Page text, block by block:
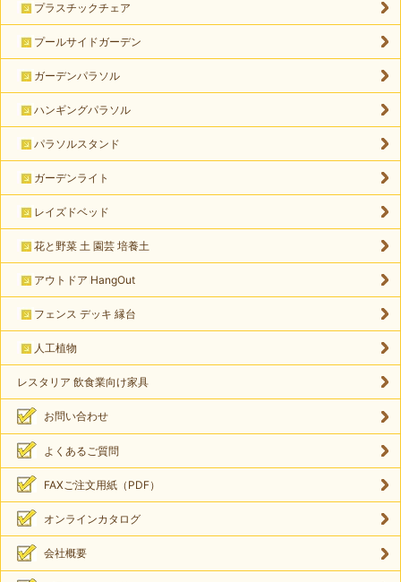
プラスチックチェア
プールサイドガーデン
ガーデンパラソル
ハンギングパラソル
パラソルスタンド
ガーデンライト
レイズドベッド
花と野菜 土 園芸 培養土
アウトドア HangOut
フェンス デッキ 縁台
人工植物
レスタリア 飲食業向け家具
お問い合わせ
よくあるご質問
FAXご注文用紙（PDF）
オンラインカタログ
会社概要